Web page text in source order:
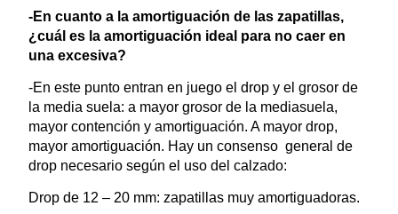
-En cuanto a la amortiguación de las zapatillas,
¿cuál es la amortiguación ideal para no caer en
una excesiva?
-En este punto entran en juego el drop y el grosor de
la media suela: a mayor grosor de la mediasuela,
mayor contención y amortiguación. A mayor drop,
mayor amortiguación. Hay un consenso general de
drop necesario según el uso del calzado:
Drop de 12 – 20 mm: zapatillas muy amortiguadoras.